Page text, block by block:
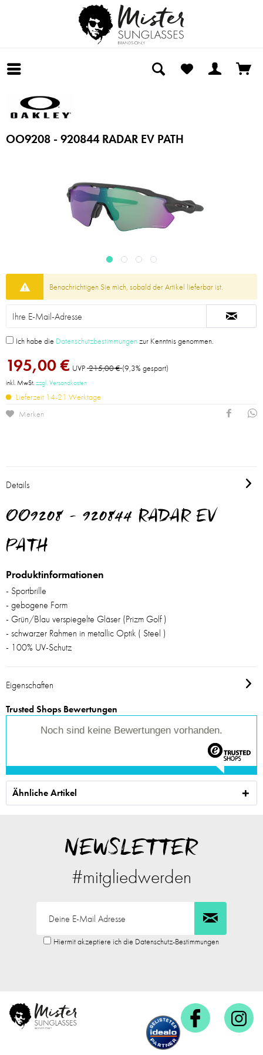
OO9208 - 920844 RADAR EV PATH
Benachrichtigen Sie mich, sobald der Artikel lieferbar ist.
Ich habe die Datenschutzbestimmungenzur Kenntnis genommen.
195,00 € UVP215,00 €(9,3% gespart)
inkl. MwSt.zzgl. Versandkosten
Lieferzeit 14-21 Werktage
Merken
Details
OO9208 - 920844 RADAR EV
PATH
Produktinformationen
- Sportbrille
- gebogene Form
- Grün/Blau verspiegelte Gläser (Prizm Golf )
- schwarzer Rahmen in metallic Optik ( Steel )
- 100% UV-Schutz
Eigenschaften
Trusted Shops Bewertungen
Noch sind keine Bewertungen vorhanden.
Ähnliche Artikel
NEWSLETTER
#mitgliedwerden
Hiermit akzeptiere ich die Datenschutz-Bestimmungen